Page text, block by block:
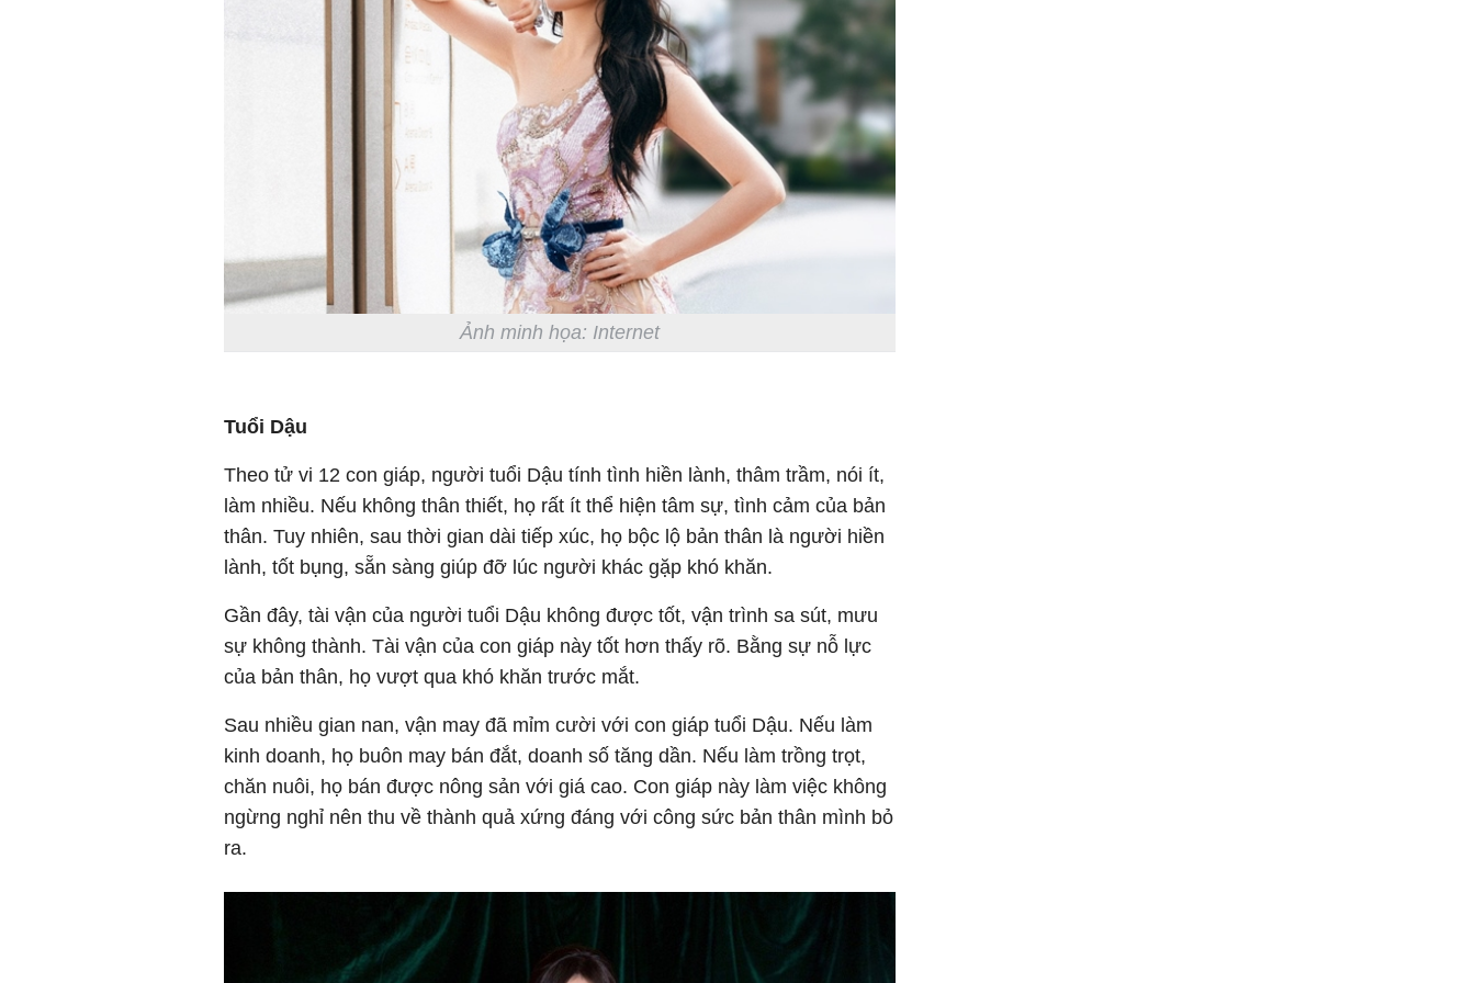
Ảnh minh họa: Internet
Tuổi Dậu
Theo tử vi 12 con giáp, người tuổi Dậu tính tình hiền lành, thâm trầm, nói ít,
làm nhiều. Nếu không thân thiết, họ rất ít thể hiện tâm sự, tình cảm của bản
thân. Tuy nhiên, sau thời gian dài tiếp xúc, họ bộc lộ bản thân là người hiền
lành, tốt bụng, sẵn sàng giúp đỡ lúc người khác gặp khó khăn.
Gần đây, tài vận của người tuổi Dậu không được tốt, vận trình sa sút, mưu
sự không thành. Tài vận của con giáp này tốt hơn thấy rõ. Bằng sự nỗ lực
của bản thân, họ vượt qua khó khăn trước mắt.
Sau nhiều gian nan, vận may đã mỉm cười với con giáp tuổi Dậu. Nếu làm
kinh doanh, họ buôn may bán đắt, doanh số tăng dần. Nếu làm trồng trọt,
chăn nuôi, họ bán được nông sản với giá cao. Con giáp này làm việc không
ngừng nghỉ nên thu về thành quả xứng đáng với công sức bản thân mình bỏ
ra.